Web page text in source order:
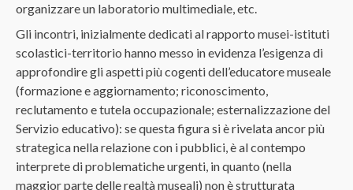
organizzare un laboratorio multimediale, etc.
Gli incontri, inizialmente dedicati al rapporto musei-istituti
scolastici-territorio hanno messo in evidenza l’esigenza di
approfondire gli aspetti più cogenti dell’educatore museale
(formazione e aggiornamento; riconoscimento,
reclutamento e tutela occupazionale; esternalizzazione del
Servizio educativo): se questa figura si è rivelata ancor più
strategica nella relazione con i pubblici, è al contempo
interprete di problematiche urgenti, in quanto (nella
maggior parte delle realtà museali) non è strutturata